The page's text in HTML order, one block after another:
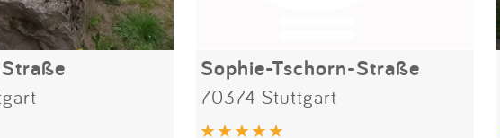
Sophie-Tschorn-Straße
70374 Stuttgart